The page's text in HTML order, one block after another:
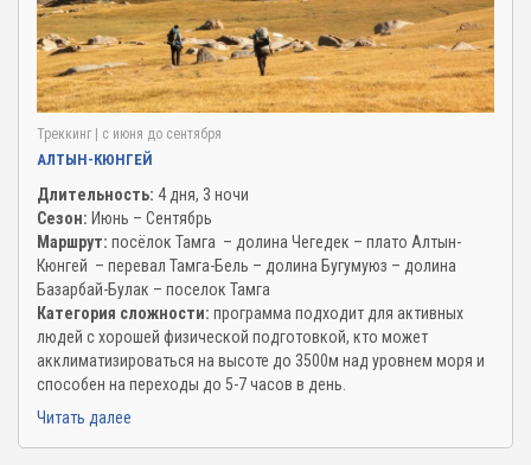
Треккинг| c июня до сентября
АЛТЫН-КЮНГЕЙ
Длительность: 4 дня, 3 ночи
Сезон: Июнь – Сентябрь
Маршрут: посёлок Тамга – долина Чегедек – плато Алтын-
Кюнгей – перевал Тамга-Бель – долина Бугумуюз – долина
Базарбай-Булак – поселок Тамга
Категория сложности: программа подходит для активных
людей с хорошей физической подготовкой, кто может
акклиматизироваться на высоте до 3500м над уровнем моря и
способен на переходы до 5-7 часов в день.
Читать далее